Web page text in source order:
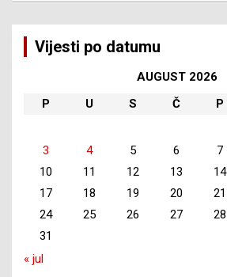
Vijesti po datumu
AUGUST 2026
P
U S Č P
3
4 5 6 7
10
11 12 13 14
17
18 19 20 21
24
25 26 27 28
31
« jul